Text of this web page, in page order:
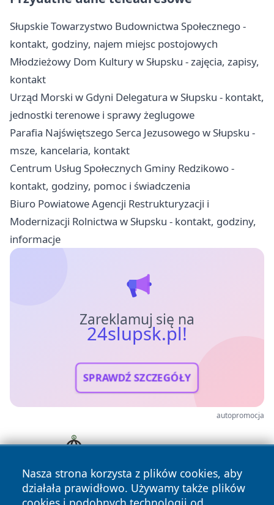
Słupskie Towarzystwo Budownictwa Społecznego -
kontakt, godziny, najem miejsc postojowych
Młodzieżowy Dom Kultury w Słupsku - zajęcia, zapisy,
kontakt
Urząd Morski w Gdyni Delegatura w Słupsku - kontakt,
jednostki terenowe i sprawy żeglugowe
Parafia Najświętszego Serca Jezusowego w Słupsku -
msze, kancelaria, kontakt
Centrum Usług Społecznych Gminy Redzikowo -
kontakt, godziny, pomoc i świadczenia
Biuro Powiatowe Agencji Restrukturyzacji i
Modernizacji Rolnictwa w Słupsku - kontakt, godziny,
informacje
Zareklamuj się na
24slupsk.pl!
SPRAWDŹ SZCZEGÓŁY
autopromocja
Nasza strona korzysta z plików cookies, aby
działała prawidłowo. Używamy także plików